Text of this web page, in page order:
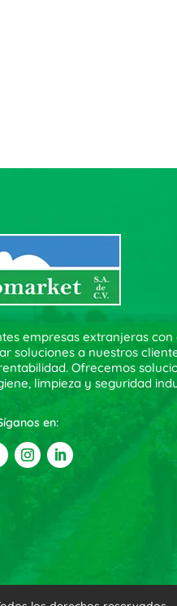
empresas extranjeras
soluciones a nuestros
Ofrecemos
limpieza y seguridad
en: